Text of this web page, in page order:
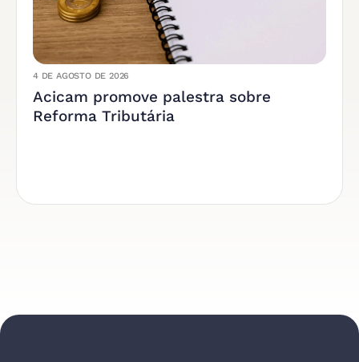
4 DE AGOSTO DE 2026
Acicam promove palestra sobre
Reforma Tributária